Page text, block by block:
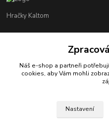
Hračky Kaltom
+420 777 538
hrackykaltom@gmail.com
Náš e-shop a partneři
cookies, aby Vám mohli
Nastavení